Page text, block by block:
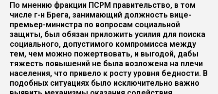
По мнению фракции ПСРМ правительство, в том
числе г-н Брега, занимающий должность вице-
премьер-министра по вопросам социальной
защиты, был обязан приложить усилия для поиска
социального, допустимого компромисса между
тем, чем можно пожертвовать, и выгодой, дабы
тяжесть повышений не была возложена на плечи
населения, что привело к росту уровня бедности. В
подобных ситуациях было исключительно важно